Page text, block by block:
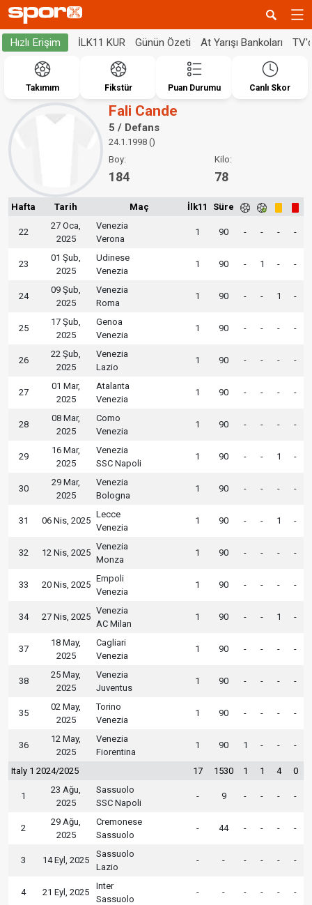
Hızlı Erişim İLK11 KUR Günün Özeti At Yarışı Bankoları
Takımım Fikstür Puan Durumu Canlı Skor
Fali Cande
5 / Defans
24.1.1998 ()
Boy:
184
Kilo:
78
Hafta Tarih Maç İlk11 Süre
22
27 Oca,
2025
Venezia
Verona
1 90 - - - -
23
01 Şub,
2025
Udinese
Venezia
1 90 - 1 - -
24
09 Şub,
2025
Venezia
Roma
1 90 - - 1 -
25
17 Şub,
2025
Genoa
Venezia
1 90 - - - -
26
22 Şub,
2025
Venezia
Lazio
1 90 - - - -
27
01 Mar,
2025
Atalanta
Venezia
1 90 - - - -
28
08 Mar,
2025
Como
Venezia
1 90 - - - -
29
16 Mar,
2025
Venezia
SSC Napoli
1 90 - - 1 -
30
29 Mar,
2025
Venezia
Bologna
1 90 - - - -
31 06 Nis, 2025
Lecce
Venezia
1 90 - - 1 -
32 12 Nis, 2025
Venezia
Monza
1 90 - - - -
33 20 Nis, 2025
Empoli
Venezia
1 90 - - - -
34 27 Nis, 2025
Venezia
AC Milan
1 90 - - 1 -
37
18 May,
2025
Cagliari
Venezia
1 90 - - - -
38
25 May,
2025
Venezia
Juventus
1 90 - - - -
35
02 May,
2025
Torino
Venezia
1 90 - - - -
36
12 May,
2025
Venezia
Fiorentina
1 90 1 - - -
Italy 1 2024/2025 17 1530 1 1 4 0
1
23 Ağu,
2025
Sassuolo
SSC Napoli
- 9 - - - -
2
29 Ağu,
2025
Cremonese
Sassuolo
- 44 - - - -
3 14 Eyl, 2025
Sassuolo
Lazio
- - - - - -
4 21 Eyl, 2025
Inter
Sassuolo
- - - - - -